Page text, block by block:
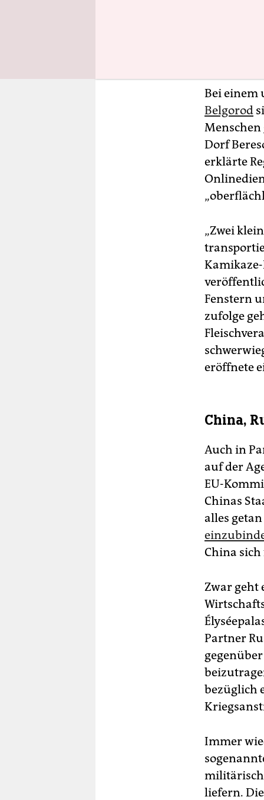
Bei
Belgorod
Menschen
Dorf
erklärte
„Zwei
Fenstern
zufolge
eröffnete
China,
Auch in
auf der
EU-
Chinas
alles
China
Zwar geht
Partner
bezüglich
Immer
liefern.